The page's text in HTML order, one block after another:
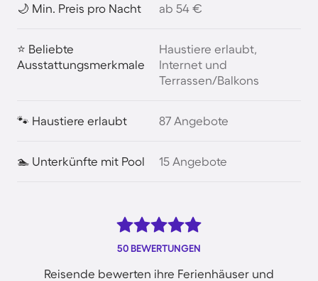
🌙 Min. Preis pro Nacht ab 54 €
⭐ Beliebte
Ausstattungsmerkmale
Haustiere erlaubt,
Internet und
Terrassen/Balkons
🐾 Haustiere erlaubt 87 Angebote
🏊 Unterkünfte mit Pool 15 Angebote
50 BEWERTUNGEN
Reisende bewerten ihre Ferienhäuser und